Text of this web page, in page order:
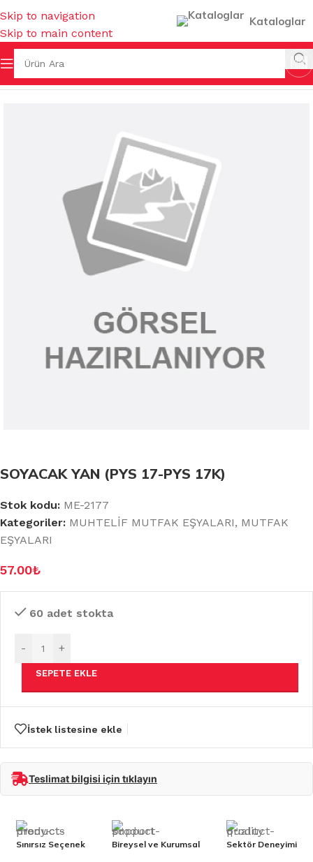
Skip to navigation
Skip to main content
Kataloglar
MUHTELİF MUTFAK EŞYALARI
SOYACAK YAN (PYS 17-PYS 17K)
Stok kodu: ME-2177
Kategoriler: MUHTELİF MUTFAK EŞYALARI, MUTFAK
EŞYALARI
57.00₺
60 adet stokta
- +
SEPETE EKLE
İstek listesine ekle
Teslimat bilgisi için tıklayın
Sınırsız Seçenek Bireysel ve Kurumsal Sektör Deneyimi